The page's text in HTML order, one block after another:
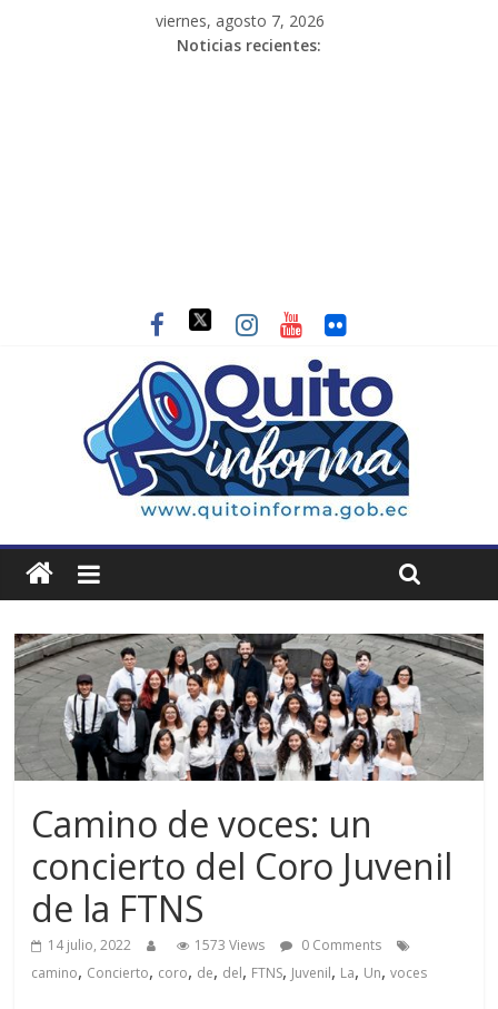
viernes, agosto 7, 2026
Noticias recientes:
Camino de voces: un
concierto del Coro Juvenil
de la FTNS
14 julio, 2022 1573 Views
0 Comments
camino, Concierto, coro, de, del, FTNS, Juvenil, La, Un,voces